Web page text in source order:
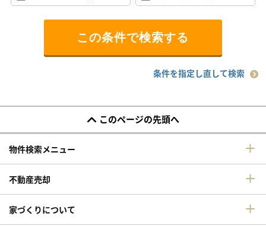
条件を指定し直して検索
このページの先頭へ
物件検索メニュー
不動産売却
家づくりについて